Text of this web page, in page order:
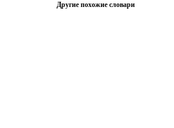
Другие похожие словари